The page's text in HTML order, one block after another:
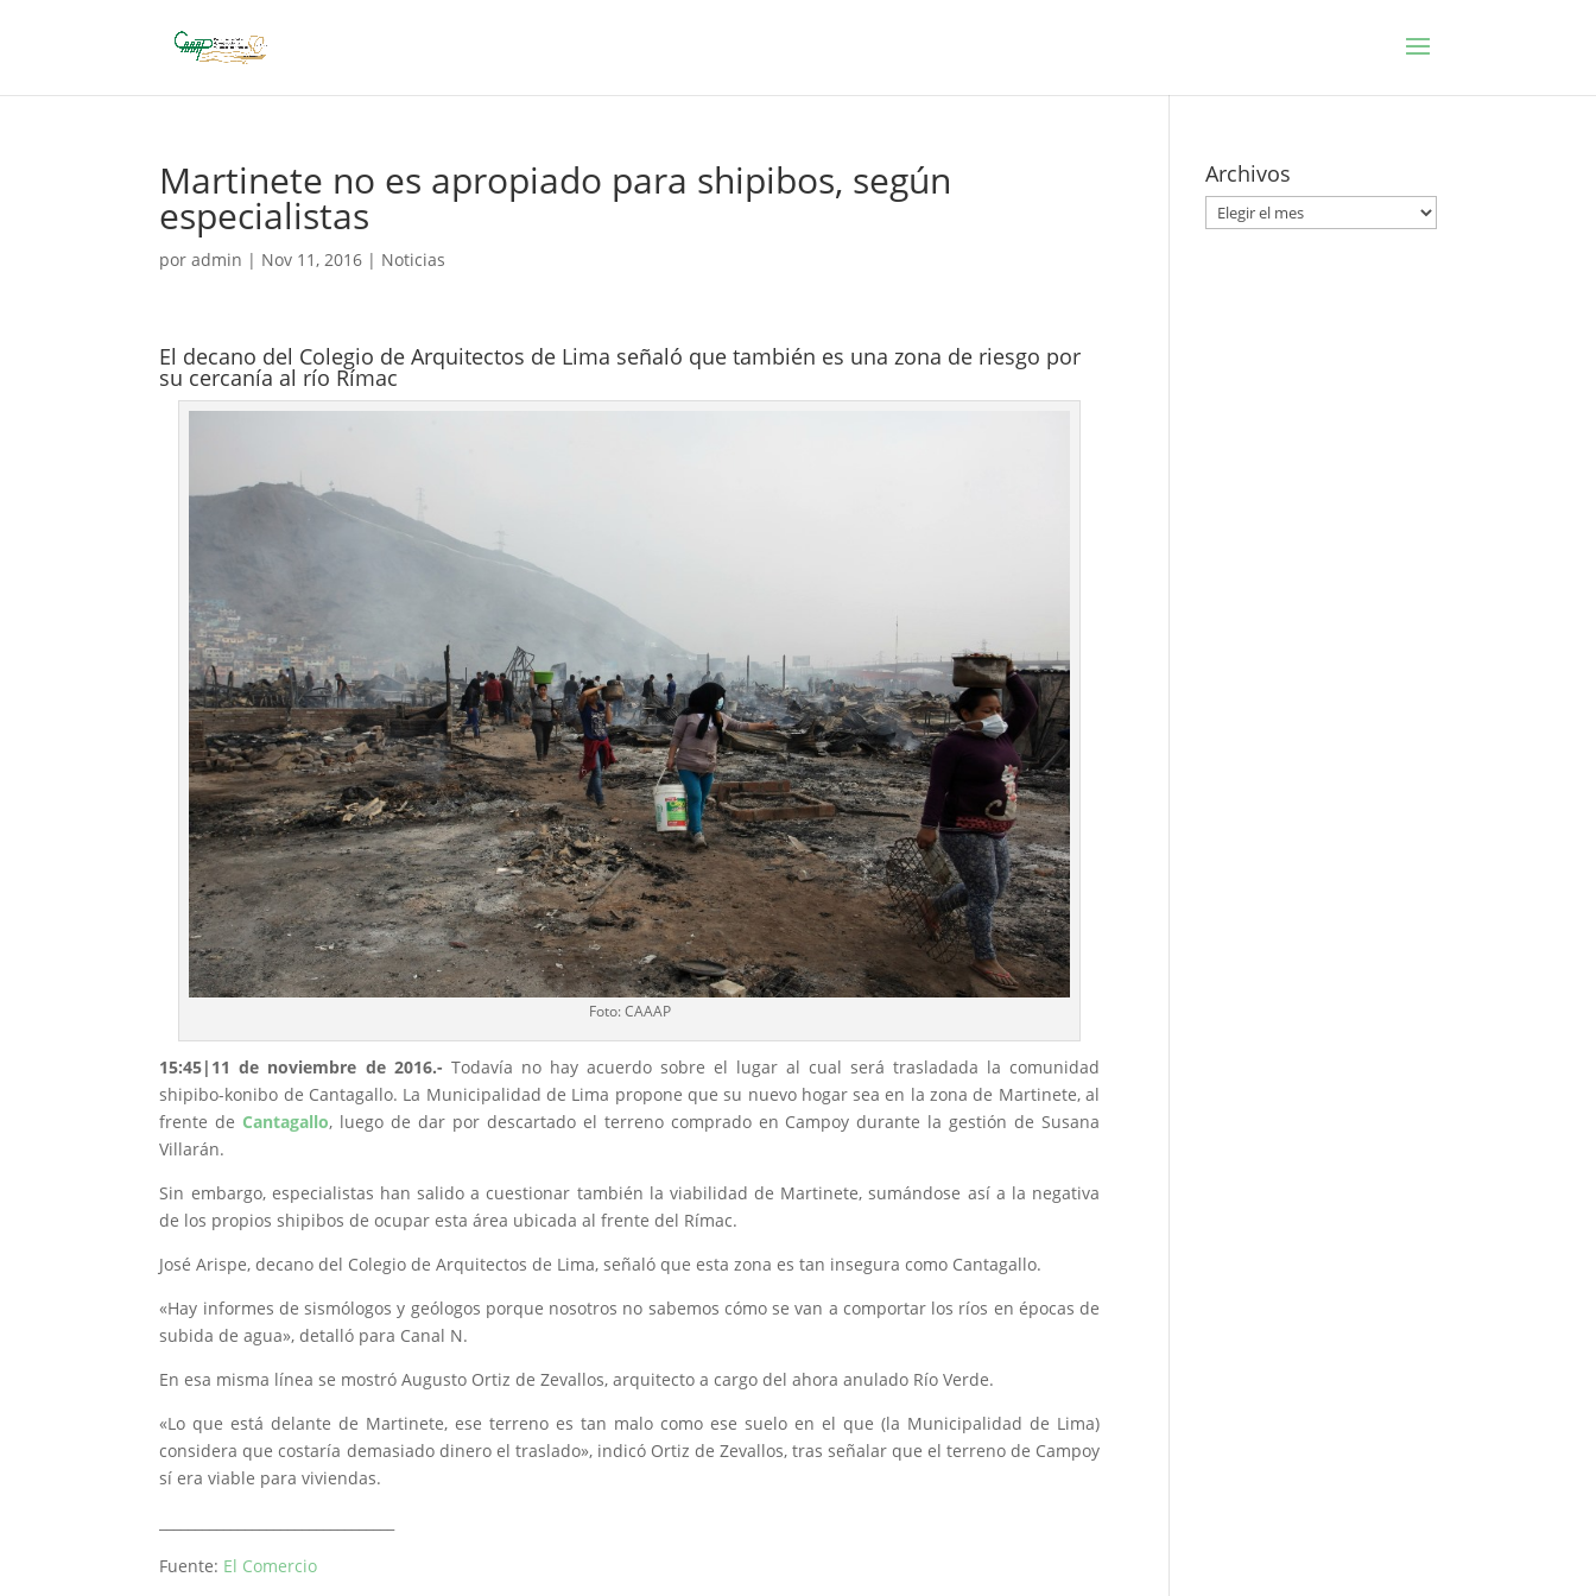
Martinete no es apropiado para shipibos, según
especialistas
poradmin | Nov 11, 2016 | Noticias
El decano del Colegio de Arquitectos de Lima señaló que también es una zona de riesgo por
su cercanía al río Rímac
Foto: CAAAP
15:45|11 de noviembre de 2016.- Todavía no hay acuerdo sobre el lugar al cual será trasladada la comunidad
shipibo-konibo de Cantagallo. La Municipalidad de Lima propone que su nuevo hogar sea en la zona de Martinete, al
frente de Cantagallo, luego de dar por descartado el terreno comprado en Campoy durante la gestión de Susana
Villarán.
Sin embargo, especialistas han salido a cuestionar también la viabilidad de Martinete, sumándose así a la negativa
de los propios shipibos de ocupar esta área ubicada al frente del Rímac.
José Arispe, decano del Colegio de Arquitectos de Lima, señaló que esta zona es tan insegura como Cantagallo.
«Hay informes de sismólogos y geólogos porque nosotros no sabemos cómo se van a comportar los ríos en épocas de
subida de agua», detalló para Canal N.
En esa misma línea se mostró Augusto Ortiz de Zevallos, arquitecto a cargo del ahora anulado Río Verde.
«Lo que está delante de Martinete, ese terreno es tan malo como ese suelo en el que (la Municipalidad de Lima)
considera que costaría demasiado dinero el traslado», indicó Ortiz de Zevallos, tras señalar que el terreno de Campoy
sí era viable para viviendas.
Fuente: El Comercio
Archivos
Archivos